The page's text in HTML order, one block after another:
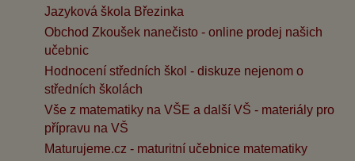
Jazyková škola Březinka
Obchod Zkoušek nanečisto - online prodej našich
učebnic
Hodnocení středních škol - diskuze nejenom o
středních školách
Vše z matematiky na VŠE a další VŠ - materiály pro
přípravu na VŠ
Maturujeme.cz - maturitní učebnice matematiky